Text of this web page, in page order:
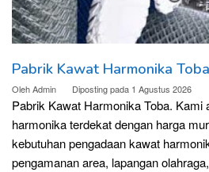
Pabrik Kawat Harmonika Toba
OlehAdmin Diposting pada 1 Agustus 2026
Pabrik Kawat Harmonika Toba. Kami
harmonika terdekat dengan harga
kebutuhan pengadaan kawat
pengamanan area, lapangan